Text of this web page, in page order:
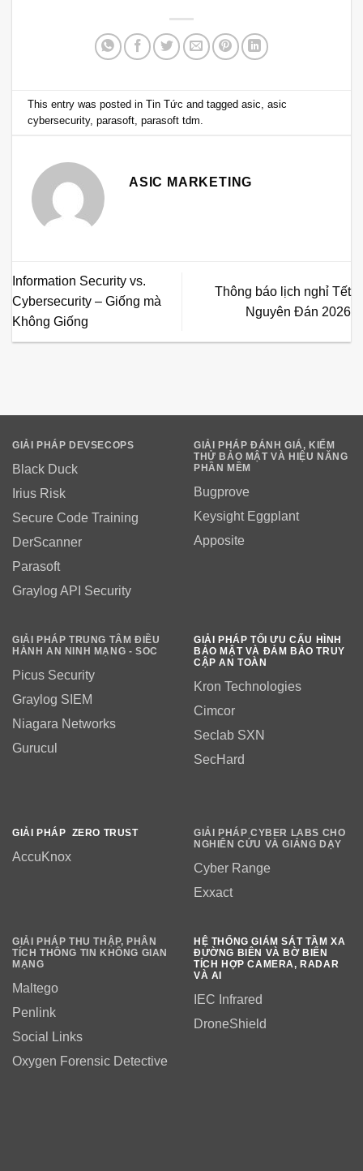
This entry was posted inTin Tức and taggedasic ,asic
cybersecurity,parasoft ,parasoft tdm
ASIC MARKETING
Information Security vs.
Cybersecurity – Giống mà
Không Giống
Thông báo lịch nghỉ Tết
Nguyên Đán 2026
GIẢI PHÁP DEVSECOPS
Black Duck
Irius Risk
Secure Code Training
DerScanner
Parasoft
Graylog API Security
GIẢI PHÁP ĐÁNH GIÁ, KIỂM
THỬ BẢO MẬT VÀ HIỆU NĂNG
PHẦN MỀM
Bugprove
Keysight Eggplant
Apposite
GIẢI PHÁP TRUNG TÂM ĐIỀU
HÀNH AN NINH MẠNG - SOC
Picus Security
Graylog SIEM
Niagara Networks
Gurucul
GIẢI PHÁP TỐI ƯU CẤU HÌNH
BẢO MẬT VÀ ĐẢM BẢO TRUY
CẬP AN TOÀN
Kron Technologies
Cimcor
Seclab SXN
SecHard
GIẢI PHÁP ZERO TRUST
AccuKnox
GIẢI PHÁP CYBER LABS CHO
NGHIÊN CỨU VÀ GIẢNG DẠY
Cyber Range
Exxact
GIẢI PHÁP THU THẬP, PHÂN
TÍCH THÔNG TIN KHÔNG GIAN
MẠNG
Maltego
Penlink
Social Links
Oxygen Forensic Detective
HỆ THỐNG GIÁM SÁT TẦM XA
ĐƯỜNG BIÊN VÀ BỜ BIỂN
TÍCH HỢP CAMERA, RADAR
VÀ AI
IEC Infrared
DroneShield